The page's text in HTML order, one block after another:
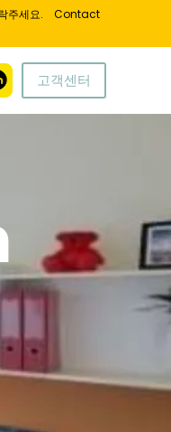
주세요.
Contact
고객센터